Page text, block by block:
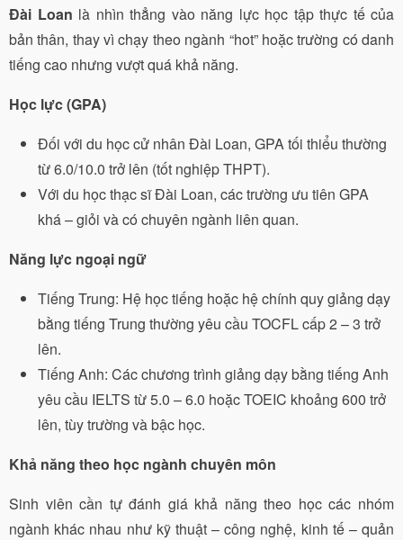
Đài Loan là nhìn thẳng vào năng lực học tập thực tế của
bản thân, thay vì chạy theo ngành “hot” hoặc trường có danh
tiếng cao nhưng vượt quá khả năng.
Học lực (GPA)
Đối với du học cử nhân Đài Loan, GPA tối thiểu thường
từ 6.0/10.0 trở lên (tốt nghiệp THPT).
Với du học thạc sĩ Đài Loan, các trường ưu tiên GPA
khá – giỏi và có chuyên ngành liên quan.
Năng lực ngoại ngữ
Tiếng Trung: Hệ học tiếng hoặc hệ chính quy giảng dạy
bằng tiếng Trung thường yêu cầu TOCFL cấp 2 – 3 trở
lên.
Tiếng Anh: Các chương trình giảng dạy bằng tiếng Anh
yêu cầu IELTS từ 5.0 – 6.0 hoặc TOEIC khoảng 600 trở
lên, tùy trường và bậc học.
Khả năng theo học ngành chuyên môn
Sinh viên cần tự đánh giá khả năng theo học các nhóm
ngành khác nhau như kỹ thuật – công nghệ, kinh tế – quản